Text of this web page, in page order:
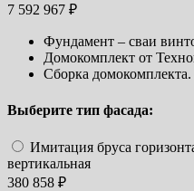
7 592 967 ₽
Фундамент – сваи
Домокомплект от
Сборка домокомплекта.
Выберите тип фасада:
Имитация бруса
вертикальная
380 858 ₽